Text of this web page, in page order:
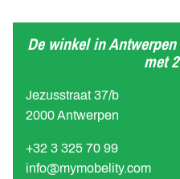
De winkel in
met
Jezusstraat 37/b
2000 Antwerpen
+32 3 325 70 99
info@mymobelity.com